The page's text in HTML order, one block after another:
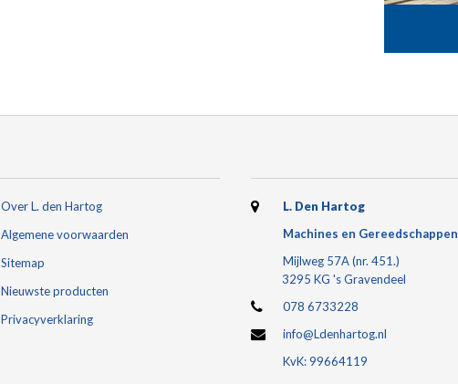
Over L. den Hartog
Algemene voorwaarden
Sitemap
Nieuwste producten
Privacyverklaring
L. Den Hartog
Machines en Gereedschappen
Mijlweg 57A (nr. 451.)
3295 KG 's Gravendeel
078 6733228
info@Ldenhartog.nl
KvK: 99664119